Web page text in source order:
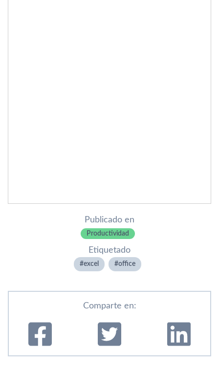
Publicado en
Productividad
Etiquetado
excel office
Comparte en: